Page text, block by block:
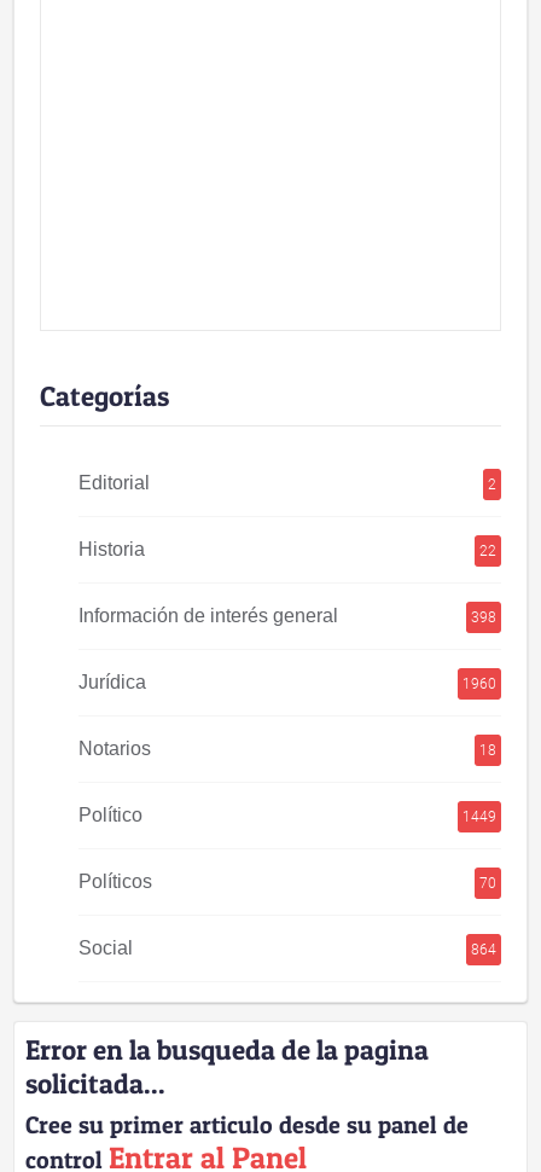
Categorías
Editorial 2
Historia 22
Información de interés general 398
Jurídica 1960
Notarios 18
Político 1449
Políticos 70
Social 864
Error en la busqueda de la pagina
solicitada...
Cree su primer articulo desde su panel de
control Entrar al Panel